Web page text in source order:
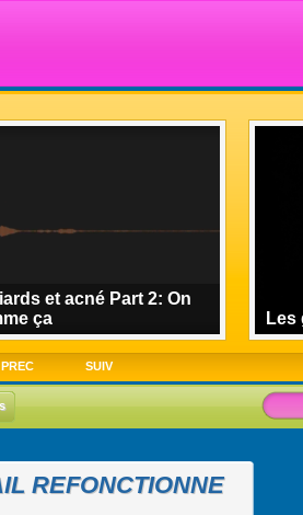
et acné Part 2: On
ça
Les
PREC SUIV
REFONCTIONNE